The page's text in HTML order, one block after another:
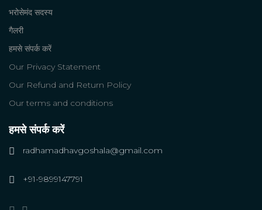
भरोसेमंद सदस्य
गैलरी
हमसे संपर्क करें
Our Privacy Statement
Our Refund and Return Policy
Our terms and conditions
हमसे संपर्क करें
radhamadhavgoshala@gmail.com
+91-9899147791